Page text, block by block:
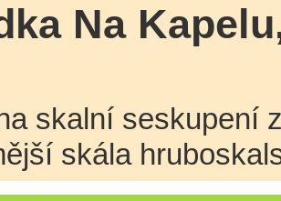
Na
skalní seskupení
skála